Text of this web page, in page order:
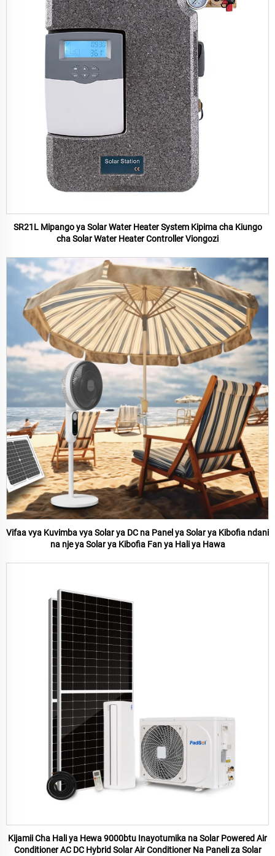
SR21L Mipango ya Solar Water Heater System Kipima cha Kiungo
cha Solar Water Heater Controller Viongozi
Vifaa vya Kuvimba vya Solar ya DC na Panel ya Solar ya Kibofia ndani
na nje ya Solar ya Kibofia Fan ya Hali ya Hawa
Kijamii Cha Hali ya Hewa 9000btu Inayotumika na Solar Powered Air
Conditioner AC DC Hybrid Solar Air Conditioner Na Paneli za Solar